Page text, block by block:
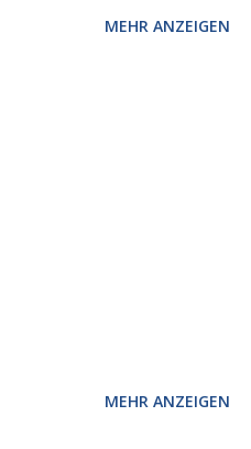
MEHR ANZEIGEN
MEHR ANZEIGEN